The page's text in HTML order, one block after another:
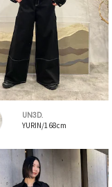
UN3D.
YURIN/168cm